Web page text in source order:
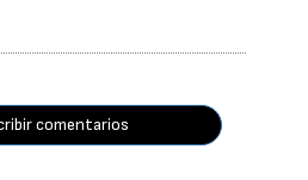
comentarios